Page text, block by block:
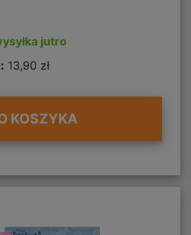
jutro
13,90 zł
KOSZYKA